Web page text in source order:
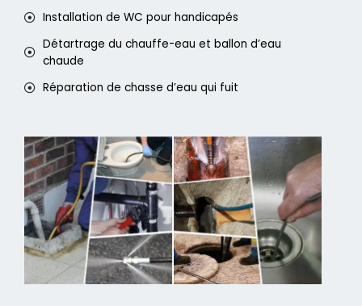
Installation de WC pour handicapés
Détartrage du chauffe-eau et ballon d’eau
chaude
Réparation de chasse d’eau qui fuit